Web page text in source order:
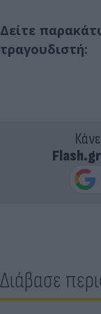
Δείτε
τραγουδιστή:
Flash.gr
Διάβασε